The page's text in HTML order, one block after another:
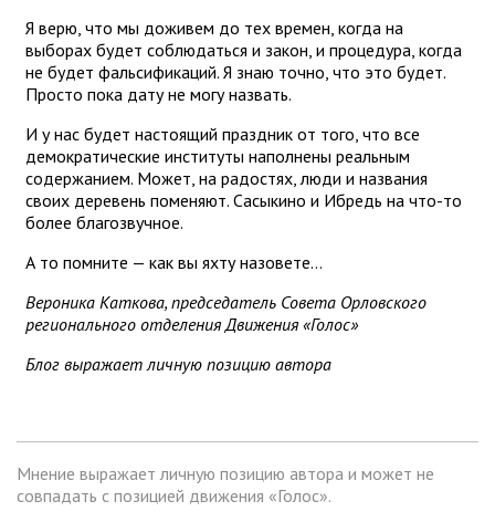
Я верю, что мы доживем до тех времен, когда на
выборах будет соблюдаться и закон, и процедура, когда
не будет фальсификаций. Я знаю точно, что это будет.
Просто пока дату не могу назвать.
И у нас будет настоящий праздник от того, что все
демократические институты наполнены реальным
содержанием. Может, на радостях, люди и названия
своих деревень поменяют. Сасыкино и Ибредь на что-то
более благозвучное.
А то помните — как вы яхту назовете…
Вероника Каткова, председатель Совета Орловского
регионального отделения Движения «Голос»
Блог выражает личную позицию автора
Мнение выражает личную позицию автора и может не
совпадать с позицией движения «Голос».